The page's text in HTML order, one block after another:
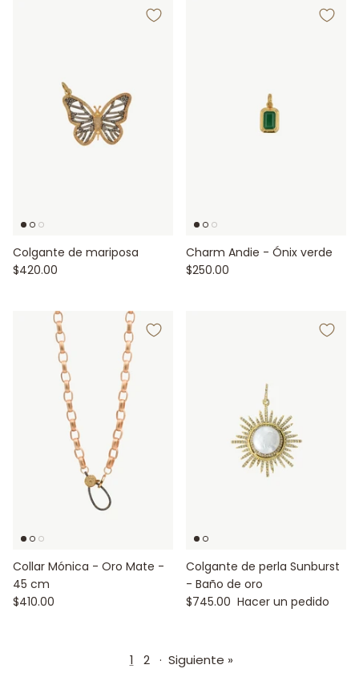
Colgante de mariposa
$420.00
Charm Andie - Ónix verde
$250.00
Collar Mónica - Oro Mate -
45 cm
$410.00
Colgante de perla Sunburst
- Baño de oro
$745.00 Hacer un pedido
1 2 · Siguiente »